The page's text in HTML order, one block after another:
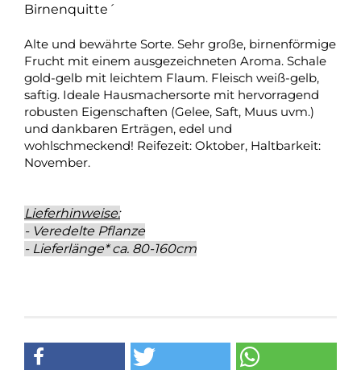
Birnenquitte´
Alte und bewährte Sorte. Sehr große, birnenförmige
Frucht mit einem ausgezeichneten Aroma. Schale
gold-gelb mit leichtem Flaum. Fleisch weiß-gelb,
saftig. Ideale Hausmachersorte mit hervorragend
robusten Eigenschaften (Gelee, Saft, Muus uvm.)
und dankbaren Erträgen, edel und
wohlschmeckend! Reifezeit: Oktober, Haltbarkeit:
November.
Lieferhinweise:
- Veredelte Pflanze
- Lieferlänge* ca. 80-160cm